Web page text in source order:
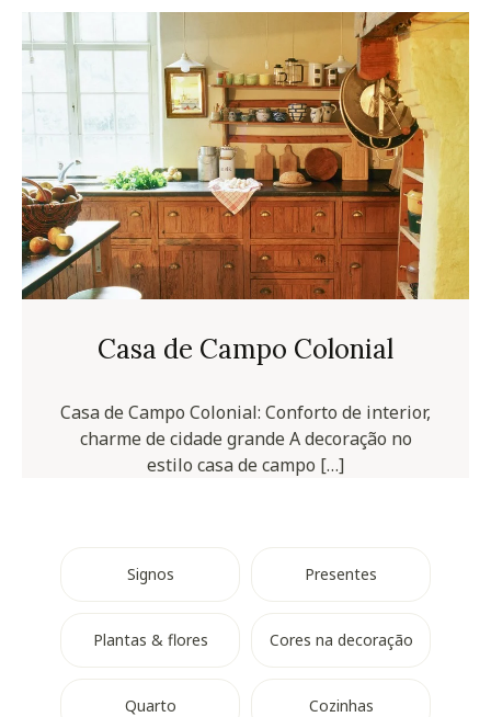
Casa de Campo Colonial
Casa de Campo Colonial: Conforto de interior,
charme de cidade grande A decoração no
estilo casa de campo […]
Signos Presentes
Plantas & flores Cores na decoração
Quarto Cozinhas